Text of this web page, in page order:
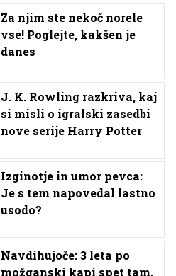
Za njim ste nekoč norele
vse! Poglejte, kakšen je
danes
J. K. Rowling razkriva, kaj
si misli o igralski zasedbi
nove serije Harry Potter
Izginotje in umor pevca:
Je s tem napovedal lastno
usodo?
Navdihujoče: 3 leta po
možganski kapi spet tam,